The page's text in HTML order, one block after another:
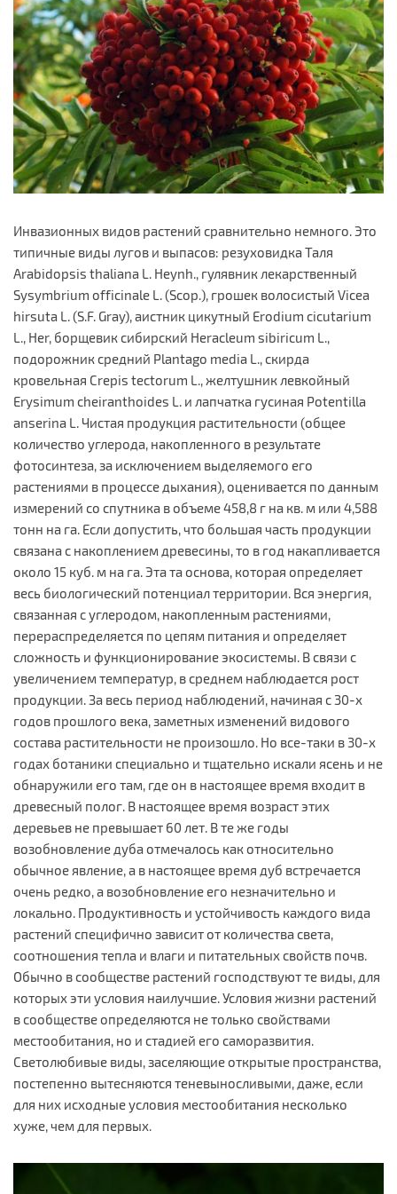
Инвазионных видов растений сравнительно немного. Это
типичные виды лугов и выпасов: резуховидка Таля
Arabidopsis thaliana L. Heynh., гулявник лекарственный
Sysymbrium officinale L. (Scop.), грошек волосистый Vicea
hirsuta L. (S.F. Gray), аистник цикутный Erodium cicutarium
L., Her, борщевик сибирский Heracleum sibiricum L.,
подорожник средний Plantago media L., скирда
кровельная Crepis tectorum L., желтушник левкойный
Erysimum cheiranthoides L. и лапчатка гусиная Potentilla
anserina L. Чистая продукция растительности (общее
количество углерода, накопленного в результате
фотосинтеза, за исключением выделяемого его
растениями в процессе дыхания), оценивается по данным
измерений со спутника в объеме 458,8 г на кв. м или 4,588
тонн на га. Если допустить, что большая часть продукции
связана с накоплением древесины, то в год накапливается
около 15 куб. м на га. Эта та основа, которая определяет
весь биологический потенциал территории. Вся энергия,
связанная с углеродом, накопленным растениями,
перераспределяется по цепям питания и определяет
сложность и функционирование экосистемы. В связи с
увеличением температур, в среднем наблюдается рост
продукции. За весь период наблюдений, начиная с 30-х
годов прошлого века, заметных изменений видового
состава растительности не произошло. Но все-таки в 30-х
годах ботаники специально и тщательно искали ясень и не
обнаружили его там, где он в настоящее время входит в
древесный полог. В настоящее время возраст этих
деревьев не превышает 60 лет. В те же годы
возобновление дуба отмечалось как относительно
обычное явление, а в настоящее время дуб встречается
очень редко, а возобновление его незначительно и
локально. Продуктивность и устойчивость каждого вида
растений специфично зависит от количества света,
соотношения тепла и влаги и питательных свойств почв.
Обычно в сообществе растений господствуют те виды, для
которых эти условия наилучшие. Условия жизни растений
в сообществе определяются не только свойствами
местообитания, но и стадией его саморазвития.
Светолюбивые виды, заселяющие открытые пространства,
постепенно вытесняются теневыносливыми, даже, если
для них исходные условия местообитания несколько
хуже, чем для первых.